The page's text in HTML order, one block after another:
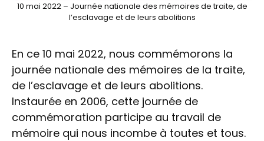
10 mai 2022 – Journée nationale des mémoires de traite, de
l’esclavage et de leurs abolitions
En ce 10 mai 2022, nous commémorons la
journée nationale des mémoires de la traite,
de l’esclavage et de leurs abolitions.
Instaurée en 2006, cette journée de
commémoration participe au travail de
mémoire qui nous incombe à toutes et tous.